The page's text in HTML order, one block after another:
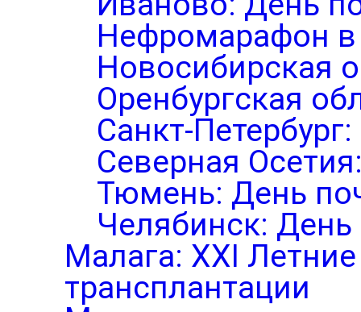
Нефромарафон
Новосибирская
Оренбургская
Санкт-
Северная
Тюмень: День
Челябинск: День
Малага: XXI
трансплантации